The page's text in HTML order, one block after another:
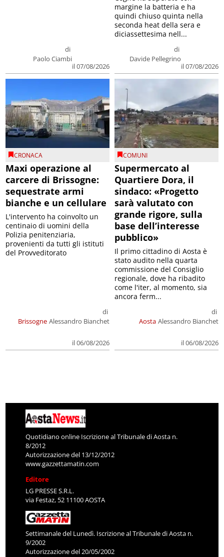
di
Paolo Ciambi
il 07/08/2026
di
Davide Pellegrino
il 07/08/2026
margine la batteria e ha
quindi chiuso quinta nella
seconda heat della sera e
diciassettesima nell...
CRONACA
Maxi operazione al
carcere di Brissogne:
sequestrate armi
bianche e un cellulare
Brissogne
di
Alessandro Bianchet
il 06/08/2026
L'intervento ha coinvolto un
centinaio di uomini della
Polizia penitenziaria,
provenienti da tutti gli istituti
del Provveditorato
COMUNI
Supermercato al
Quartiere Dora, il
sindaco: «Progetto
sarà valutato con
grande rigore, sulla
base dell’interesse
pubblico»
Aosta
di
Alessandro Bianchet
il 06/08/2026
Il primo cittadino di Aosta è
stato audito nella quarta
commissione del Consiglio
regionale, dove ha ribadito
come l'iter, al momento, sia
ancora ferm...
Quotidiano online Iscrizione al Tribunale di Aosta n.
8/2012
Autorizzazione del 13/12/2012
www.gazzettamatin.com
Editore
LG PRESSE S.R.L.
via Festaz, 52 11100 AOSTA
Settimanale del Lunedì. Iscrizione al Tribunale di Aosta n.
9/2002
Autorizzazione del 20/05/2002